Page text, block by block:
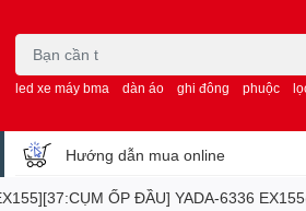
led xe máy bma dàn áo ghi đông phuộc
Hướng dẫn mua online
ỐP ĐẦU] YADA-6336